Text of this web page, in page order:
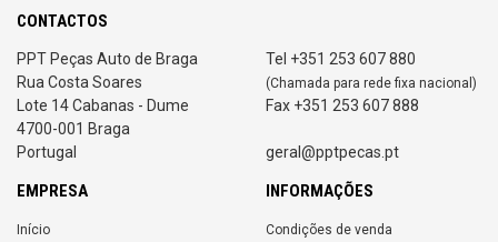
CONTACTOS
PPT Peças Auto de Braga
Rua Costa Soares
Lote 14 Cabanas - Dume
4700-001 Braga
Portugal
Tel +351 253 607 880
(Chamada para rede fixa nacional)
Fax +351 253 607 888
geral@pptpecas.pt
EMPRESA
Início
INFORMAÇÕES
Condições de venda